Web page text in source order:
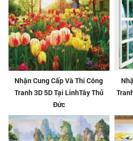
Nhận Cung Cấp Và Thi Công
Tranh 3D 5D Tại LinhTây Thủ
Đức